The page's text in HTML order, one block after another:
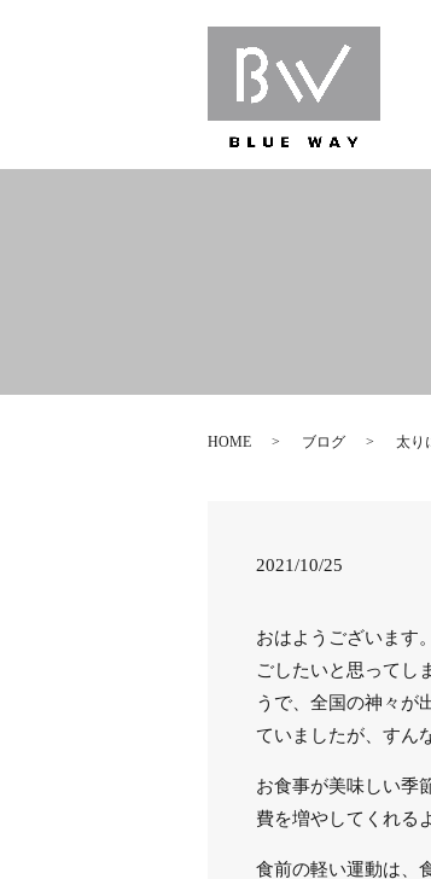
HOME ブログ 太り
2021/10/25
おはようございます
ごしたいと思ってし
うで、全国の神々が
ていましたが、すん
お食事が美味しい季
費を増やしてくれる
食前の軽い運動は、